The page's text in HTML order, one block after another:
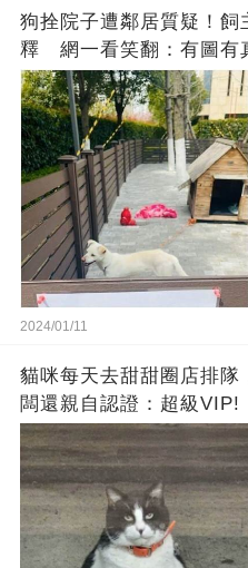
狗拴院子遭鄰居質疑！
釋 網一看笑翻：有圖有
2024/01/11
貓咪每天去甜甜圈店排
闆還親自認證：超級VIP!